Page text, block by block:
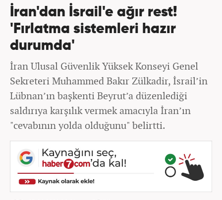
İran'dan İsrail'e ağır rest!
'Fırlatma sistemleri hazır
durumda'
İran Ulusal Güvenlik Yüksek Konseyi Genel
Sekreteri Muhammed Bakır Zülkadir, İsrail’in
Lübnan’ın başkenti Beyrut’a düzenlediği
saldırıya karşılık vermek amacıyla İran’ın
"cevabının yolda olduğunu" belirtti.